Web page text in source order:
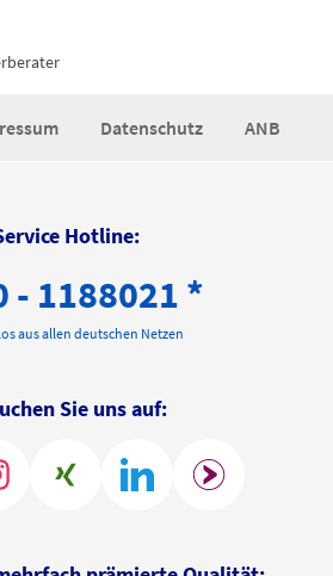
Datenschutz ANB
Hotline:
- 1188021 *
aus allen deutschen Netzen
Sie uns auf: